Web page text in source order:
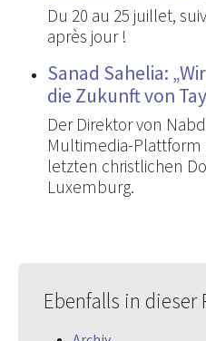
Du 20 au 25 juillet,
après jour !
Sanad Sahelia:
die Zukunft von
Der Direktor von
Multimedia-Plattform
letzten christlichen
Luxemburg.
Ebenfalls in dieser